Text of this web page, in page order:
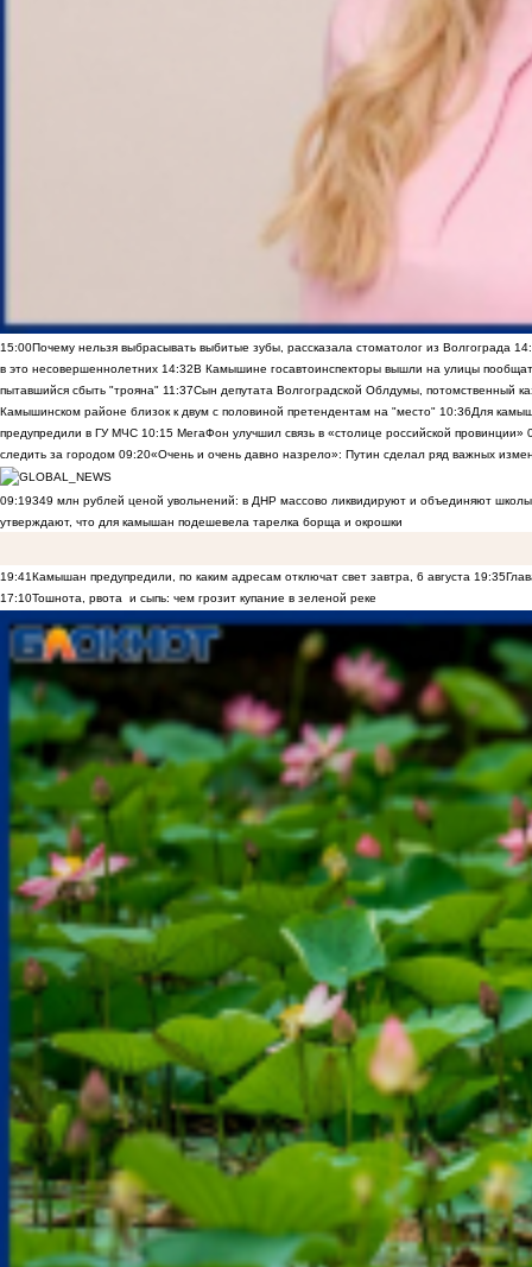
15:00Почему нельзя выбрасывать выбитые зубы, рассказала стоматолог из Волгограда
в это несовершеннолетних 14:32В Камышине госавтоинспекторы вышли на улицы
пытавшийся сбыть "трояна" 11:37Сын депутата Волгоградской Облдумы, потомственный
Камышинском районе близок к двум с половиной претендентам на "место" 10:36Для
предупредили в ГУ МЧС 10:15 МегаФон улучшил связь в «столице российской провинции»
следить за городом 09:20«Очень и очень давно назрело»: Путин сделал ряд важных
09:19349 млн рублей ценой увольнений: в ДНР массово ликвидируют и объединяют
утверждают, что для камышан подешевела тарелка борща и окрошки
19:41Камышан предупредили, по каким адресам отключат свет завтра, 6 августа 19:35
17:10Тошнота, рвота и сыпь: чем грозит купание в зеленой реке